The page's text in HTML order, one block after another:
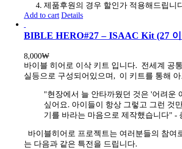
제품후원의 경우 할인가 적용해드립니
Add to cart Details
BIBLE HERO#27 – ISAAC Kit (27
8,000₩
바이블 히어로 이삭 키트 입니다. 전세계 공
실등으로 구성되어있으며, 이 키트를 통해
"현장에서 늘 안타까웠던 것은 '어려운
싶어요. 아이들이 항상 그렇고 그런 것
기를 바라는 마음으로 제작했습니다" -
바이블히어로 프로젝트는 여러분들의 참여
는 다음과 같은 특전을 드립니다.